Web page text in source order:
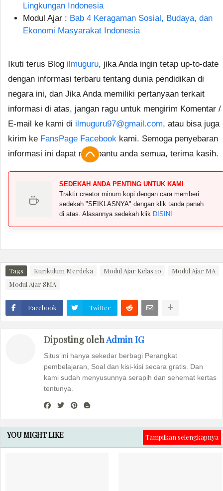
Lingkungan Indonesia
Modul Ajar : Bab 4 Keragaman Sosial, Budaya, dan
Ekonomi Masyarakat Indonesia
Ikuti terus Blog ilmuguru, jika Anda ingin tetap up-to-date
dengan informasi terbaru tentang dunia pendidikan di
negara ini, dan Jika Anda memiliki pertanyaan terkait
informasi di atas, jangan ragu untuk mengirim Komentar /
E-mail ke kami di ilmuguru97@gmail.com, atau bisa juga
kirim ke FansPage Facebook kami. Semoga penyebaran
informasi ini dapat membantu anda semua, terima kasih.
SEDEKAH ANDA PENTING UNTUK KAMI
Traktir creator minum kopi dengan cara memberi
sedekah "SEIKLASNYA" dengan klik tanda panah
di atas. Alasannya sedekah klik DISINI
Tags Kurikulum Merdeka Modul Ajar Kelas 10
Modul Ajar MA
Modul Ajar SMA
Facebook Twitter
Diposting olehAdmin IG
Situs ini hanya sekedar berbagi Perangkat
pembelajaran, Soal dan kisi-kisi secara gratis. Dan
kami sudah menyusunnya serapih dan sehemat kertas
tentunya.
YOU MIGHT LIKE Tampilkan selengkapnya